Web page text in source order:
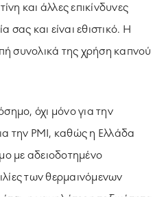
και άλλες επικίνδυνες
σας και είναι εθιστικό. Η
συνολικά της χρήση καπνού
όχι μόνο για την
την PMI, καθώς η Ελλάδα
με αδειοδοτημένο
των θερμαινόμενων